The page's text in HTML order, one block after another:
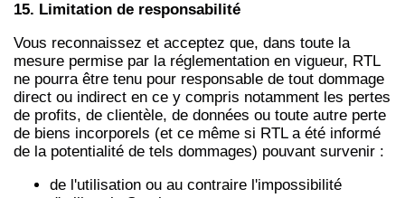
15. Limitation de responsabilité
Vous reconnaissez et acceptez que, dans toute la
mesure permise par la réglementation en vigueur, RTL
ne pourra être tenu pour responsable de tout dommage
direct ou indirect en ce y compris notamment les pertes
de profits, de clientèle, de données ou toute autre perte
de biens incorporels (et ce même si RTL a été informé
de la potentialité de tels dommages) pouvant survenir :
de l'utilisation ou au contraire l'impossibilité